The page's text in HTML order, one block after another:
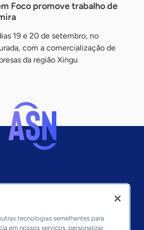
Foco promove trabalho de
19 e 20 de setembro, no
com a comercialização de
da região Xingu
tecnologias semelhantes para
em nossos serviços, personalizar